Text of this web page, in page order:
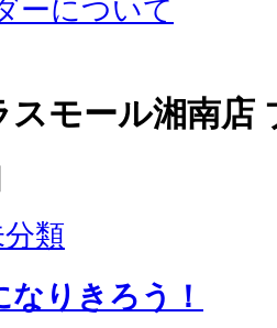
ーについて
スモール湘南店
類
りきろう！